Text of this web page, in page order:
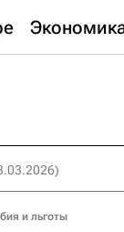
и льготы